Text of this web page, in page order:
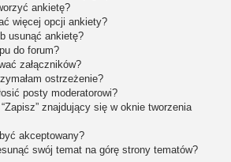
ankietę?
więcej opcji ankiety?
usunąć ankietę?
do forum?
załączników?
ostrzeżenie?
posty moderatorowi?
znajdujący się w oknie tworzenia
akceptowany?
swój temat na górę strony tematów?